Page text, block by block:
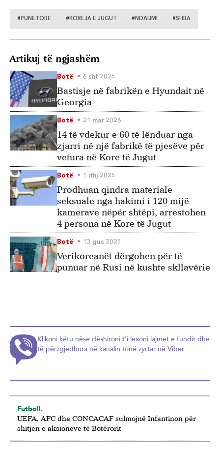
#PUNETORE #KOREJA E JUGUT #NDALIMI #SHBA
Artikuj të ngjashëm
Botë 6 sht 2025
Bastisje në fabrikën e Hyundait në
Georgia
Botë 21 mar 2026
14 të vdekur e 60 të lënduar nga
zjarri në një fabrikë të pjesëve për
vetura në Kore të Jugut
Botë 1 dhj 2025
Prodhuan qindra materiale
seksuale nga hakimi i 120 mijë
kamerave nëpër shtëpi, arrestohen
4 persona në Kore të Jugut
Botë 13 gus 2025
Verikoreanët dërgohen për të
punuar në Rusi në kushte skllavërie
Klikoni këtu nëse dëshironi t'i lexoni lajmet e fundit dhe
të përzgjedhura në kanalin tonë zyrtar në Viber
Futboll.
UEFA, AFC dhe CONCACAF sulmojnë Infantinon për
shitjen e aksioneve të Botërorit